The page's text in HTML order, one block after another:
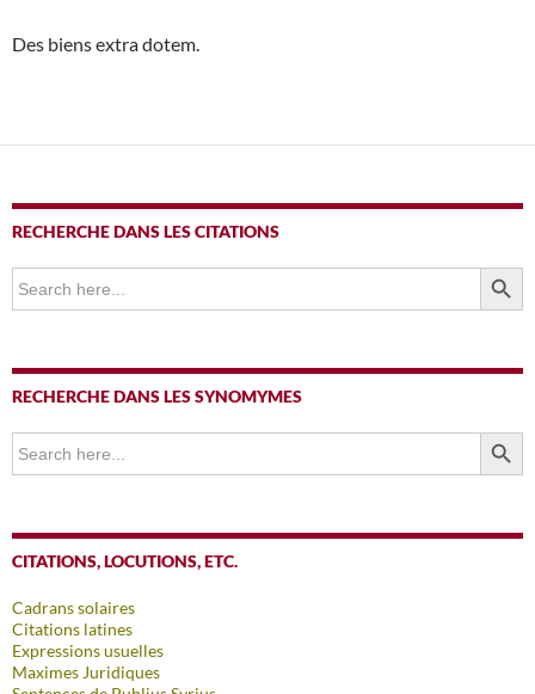
Des biens extra dotem.
RECHERCHE DANS LES CITATIONS
Search
for:
SEARCH
RECHERCHE DANS LES SYNOMYMES
Search
for:
SEARCH
CITATIONS, LOCUTIONS, ETC.
Cadrans solaires
Citations latines
Expressions usuelles
Maximes Juridiques